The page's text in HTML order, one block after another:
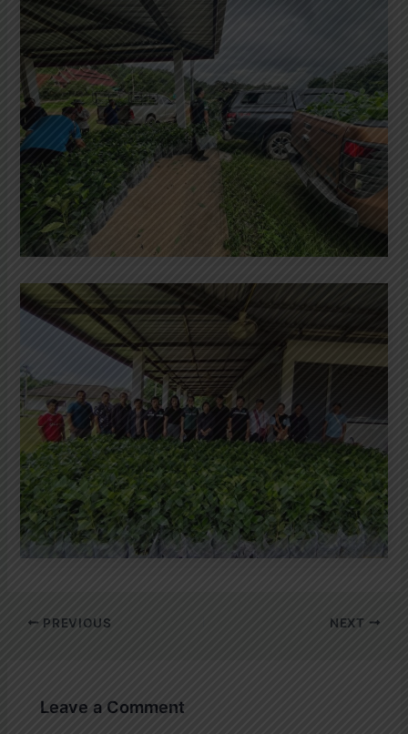
PREVIOUS NEXT
Leave a Comment